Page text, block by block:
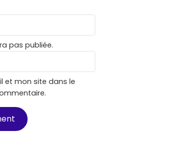
pas publiée.
et mon site dans le